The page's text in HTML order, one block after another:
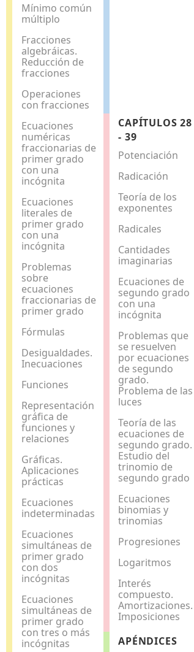
Mínimo común
múltiplo
Fracciones
algebráicas.
Reducción de
fracciones
Operaciones
con fracciones
Ecuaciones
numéricas
fraccionarias de
primer grado
con una
incógnita
Ecuaciones
literales de
primer grado
con una
incógnita
Problemas
sobre
ecuaciones
fraccionarias de
primer grado
Fórmulas
Desigualdades.
Inecuaciones
Funciones
Representación
gráfica de
funciones y
relaciones
Gráficas.
Aplicaciones
prácticas
Ecuaciones
indeterminadas
Ecuaciones
simultáneas de
primer grado
con dos
incógnitas
Ecuaciones
simultáneas de
primer grado
con tres o más
incógnitas
CAPÍTULOS 28
- 39
Potenciación
Radicación
Teoría de los
exponentes
Radicales
Cantidades
imaginarias
Ecuaciones de
segundo grado
con una
incógnita
Problemas que
se resuelven
por ecuaciones
de segundo
grado.
Problema de las
luces
Teoría de las
ecuaciones de
segundo grado.
Estudio del
trinomio de
segundo grado
Ecuaciones
binomias y
trinomias
Progresiones
Logaritmos
Interés
compuesto.
Amortizaciones.
Imposiciones
APÉNDICES